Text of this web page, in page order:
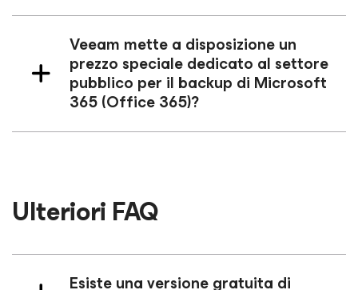
Veeam mette a disposizione un
prezzo speciale dedicato al settore
pubblico per il backup di Microsoft
365 (Office 365)?
Ulteriori FAQ
Esiste una versione gratuita di